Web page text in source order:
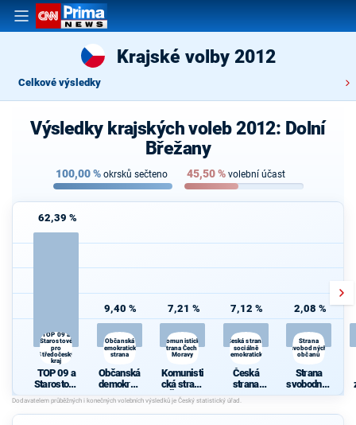
Krajské volby 2012
Celkové výsledky
Výsledky krajských voleb 2012: Dolní
Břežany
100,00% okrsků sečteno 45,50% volební účast
62,39 %
TOP 09 a
Starostové
pro
Středočeský
kraj
TOP 09 a
Starostové
pro
Středočes
ký kraj
9,40 %
Občanská
demokratická
strana
Občanská
demokrati
cká strana
7,21 %
Komunistická
strana Čech a
Moravy
Komunisti
cká strana
Čech a
Moravy
7,12 %
Česká strana
sociálně
demokratická
Česká
strana
sociálně
demokrati
cká
2,08 %
Strana
svobodných
občanů
Strana
svobodnýc
h občanů